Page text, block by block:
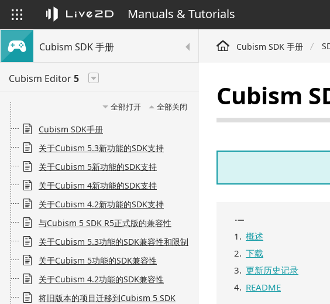
Manuals & Tutorials
Cubism SDK 手册
Cubism Editor5
全部打开 全部关闭
Cubism SDK手册
关于Cubism 5.3新功能的SDK支持
关于Cubism 5新功能的SDK支持
关于Cubism 4新功能的SDK支持
关于Cubism 4.2新功能的SDK支持
与Cubism 5 SDK R5正式版的兼容性
关于Cubism 5.3功能的SDK兼容性和限制
关于Cubism 5功能的SDK兼容性
关于Cubism 4.2功能的SDK兼容性
将旧版本的项目迁移到Cubism 5 SDK
Cubism SDK 手册
Cubism
概述
下载
更新历史记录
README